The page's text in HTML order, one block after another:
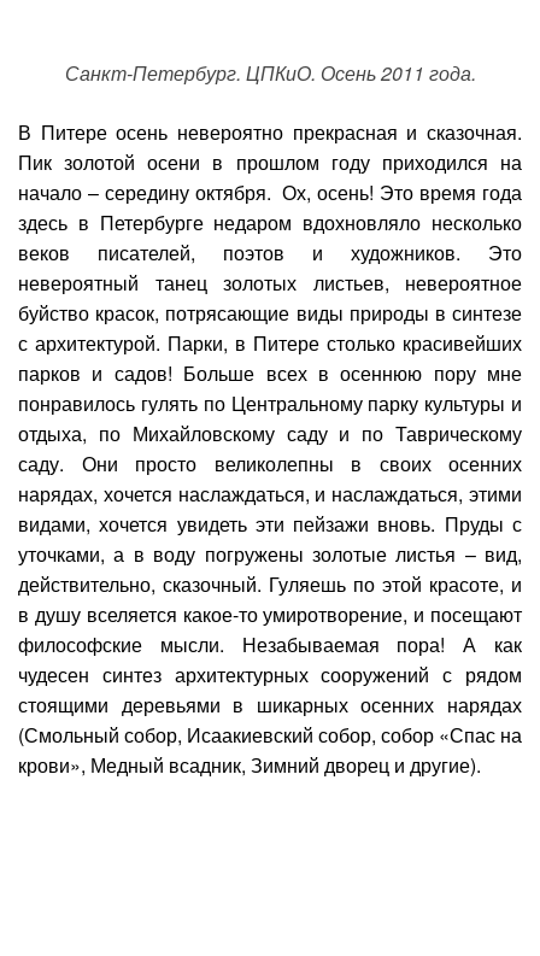
Санкт-Петербург. ЦПКиО. Осень 2011 года.
В Питере осень невероятно прекрасная и сказочная.
Пик золотой осени в прошлом году приходился на
начало – середину октября. Ох, осень! Это время года
здесь в Петербурге недаром вдохновляло несколько
веков писателей, поэтов и художников. Это
невероятный танец золотых листьев, невероятное
буйство красок, потрясающие виды природы в синтезе
с архитектурой. Парки, в Питере столько красивейших
парков и садов! Больше всех в осеннюю пору мне
понравилось гулять по Центральному парку культуры и
отдыха, по Михайловскому саду и по Таврическому
саду. Они просто великолепны в своих осенних
нарядах, хочется наслаждаться, и наслаждаться, этими
видами, хочется увидеть эти пейзажи вновь. Пруды с
уточками, а в воду погружены золотые листья – вид,
действительно, сказочный. Гуляешь по этой красоте, и
в душу вселяется какое-то умиротворение, и посещают
философские мысли. Незабываемая пора! А как
чудесен синтез архитектурных сооружений с рядом
стоящими деревьями в шикарных осенних нарядах
(Смольный собор, Исаакиевский собор, собор «Спас на
крови», Медный всадник, Зимний дворец и другие).